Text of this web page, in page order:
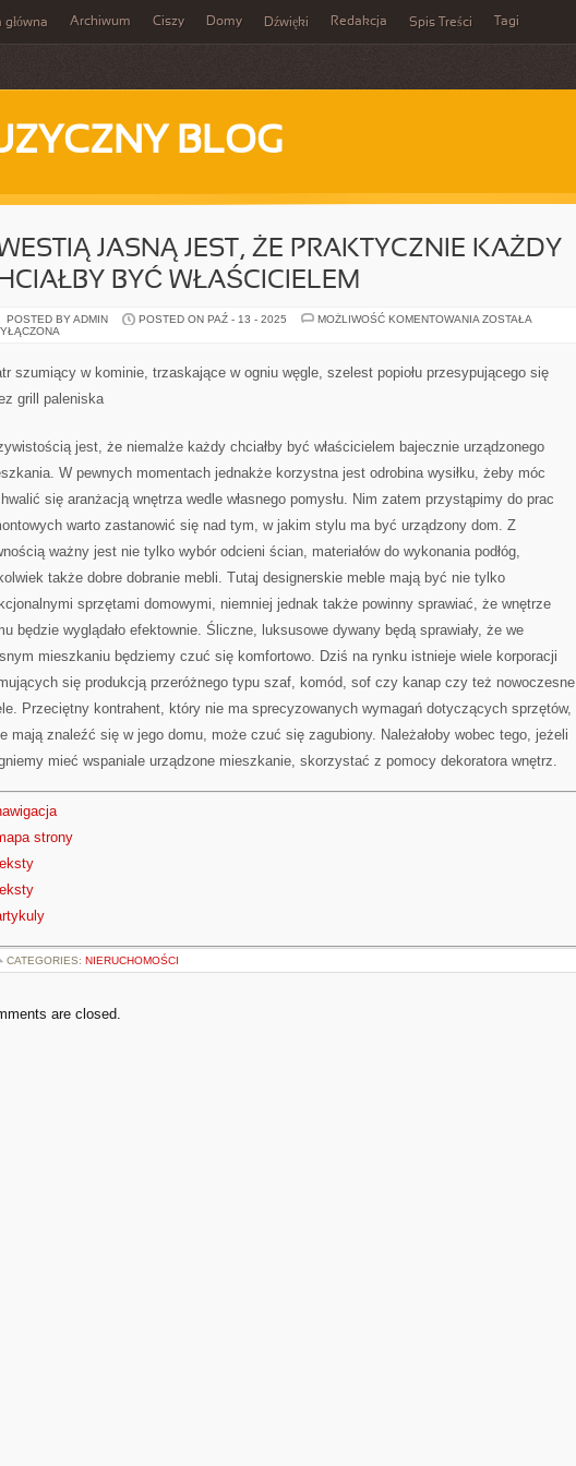
główna Archiwum Ciszy Domy Dźwięki Redakcja Spis Treści Tagi
BLOG
JASNĄ JEST, ŻE PRAKTYCZNIE KAŻDY
BYĆ WŁAŚCICIELEM
POSTED BY ADMIN POSTED ON PAŹ - 13 - 2025 MOŻLIWOŚĆ KOMENTOWANIA KWESTIĄ
PRAKTYCZNIE
KAŻDY
ZOSTAŁA
szumiący w kominie, trzaskające w ogniu węgle, szelest popiołu przesypującego się
grill paleniska
jest, że niemalże każdy chciałby być właścicielem bajecznie urządzonego
W pewnych momentach jednakże korzystna jest odrobina wysiłku, żeby móc
się aranżacją wnętrza wedle własnego pomysłu. Nim zatem przystąpimy do prac
warto zastanowić się nad tym, w jakim stylu ma być urządzony dom. Z
ważny jest nie tylko wybór odcieni ścian, materiałów do wykonania podłóg,
także dobre dobranie mebli. Tutaj designerskie meble mają być nie tylko
sprzętami domowymi, niemniej jednak także powinny sprawiać, że wnętrze
będzie wyglądało efektownie. Śliczne, luksusowe dywany będą sprawiały, że we
mieszkaniu będziemy czuć się komfortowo. Dziś na rynku istnieje wiele korporacji
się produkcją przeróżnego typu szaf, komód, sof czy kanap czy też nowoczesne
Przeciętny kontrahent, który nie ma sprecyzowanych wymagań dotyczących sprzętów,
mają znaleźć się w jego domu, może czuć się zagubiony. Należałoby wobec tego, jeżeli
mieć wspaniale urządzone mieszkanie, skorzystać z pomocy dekoratora wnętrz.
strony
CATEGORIES: NIERUCHOMOŚCI
are closed.